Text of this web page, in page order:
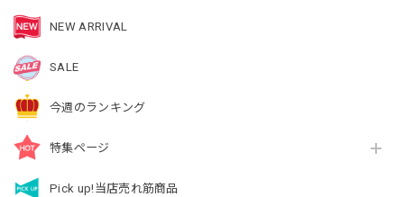
NEW ARRIVAL
SALE
今週のランキング
特集ページ
Pick up!当店売れ筋商品